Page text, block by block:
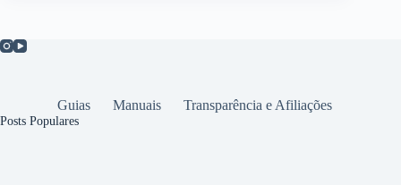
Guias Manuais Transparência e Afiliações
Posts Populares